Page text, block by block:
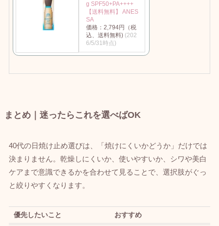
g SPF50+PA++++
【送料無料】 ANES
SA
価格：2,794円（税
込、送料無料) (202
6/5/31時点)
まとめ｜迷ったらこれを選べばOK
40代の日焼け止め選びは、「焼けにくいかどうか」だけでは
決まりません。乾燥しにくいか、使いやすいか、シワや美白
ケアまで意識できるかを合わせて見ることで、選択肢がぐっ
と絞りやすくなります。
優先したいこと おすすめ